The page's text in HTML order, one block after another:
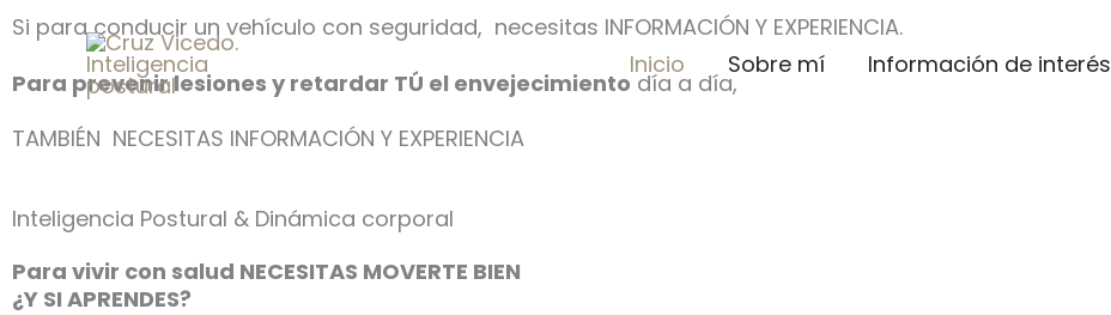
al
contenido
Inicio Sobre mí Información de interés
Si para conducir un vehículo con seguridad, necesitas INFORMACIÓN Y EXPERIENCIA.
Para prevenir lesiones y retardar TÚ el envejecimiento día a día,
TAMBIÉN NECESITAS INFORMACIÓN Y EXPERIENCIA
Inteligencia Postural & Dinámica corporal
Para vivir con salud NECESITAS MOVERTE BIEN
¿Y SI APRENDES?